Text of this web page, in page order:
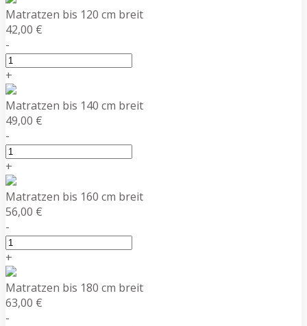
Matratzen bis 120 cm breit
42,00 €
-
+
Matratzen bis 140 cm breit
49,00 €
-
+
Matratzen bis 160 cm breit
56,00 €
-
+
Matratzen bis 180 cm breit
63,00 €
-